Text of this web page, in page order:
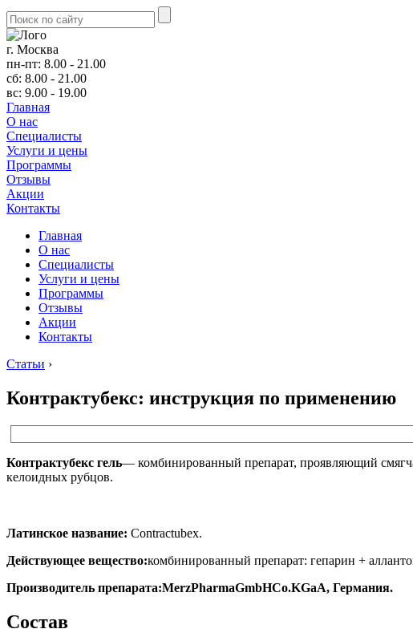
г. Москва
пн-пт: 8.00 - 21.00
сб: 8.00 - 21.00
вс: 9.00 - 19.00
Главная
О нас
Cпециалисты
Услуги и цены
Программы
Отзывы
Акции
Контакты
Главная
О нас
Cпециалисты
Услуги и цены
Программы
Отзывы
Акции
Контакты
Статьи ›
Контрактубекс: инструкция по применению
Контрактубекс гель— комбинированный препарат, проявляющий
келоидных рубцов.
Латинское название: Contractubex.
Действующее вещество:комбинированный препарат: гепарин +
Производитель препарата:MerzPharmaGmbHCo.KGaA, Германия.
Состав